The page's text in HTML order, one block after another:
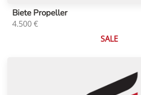
Biete Propeller
4.500€
SALE